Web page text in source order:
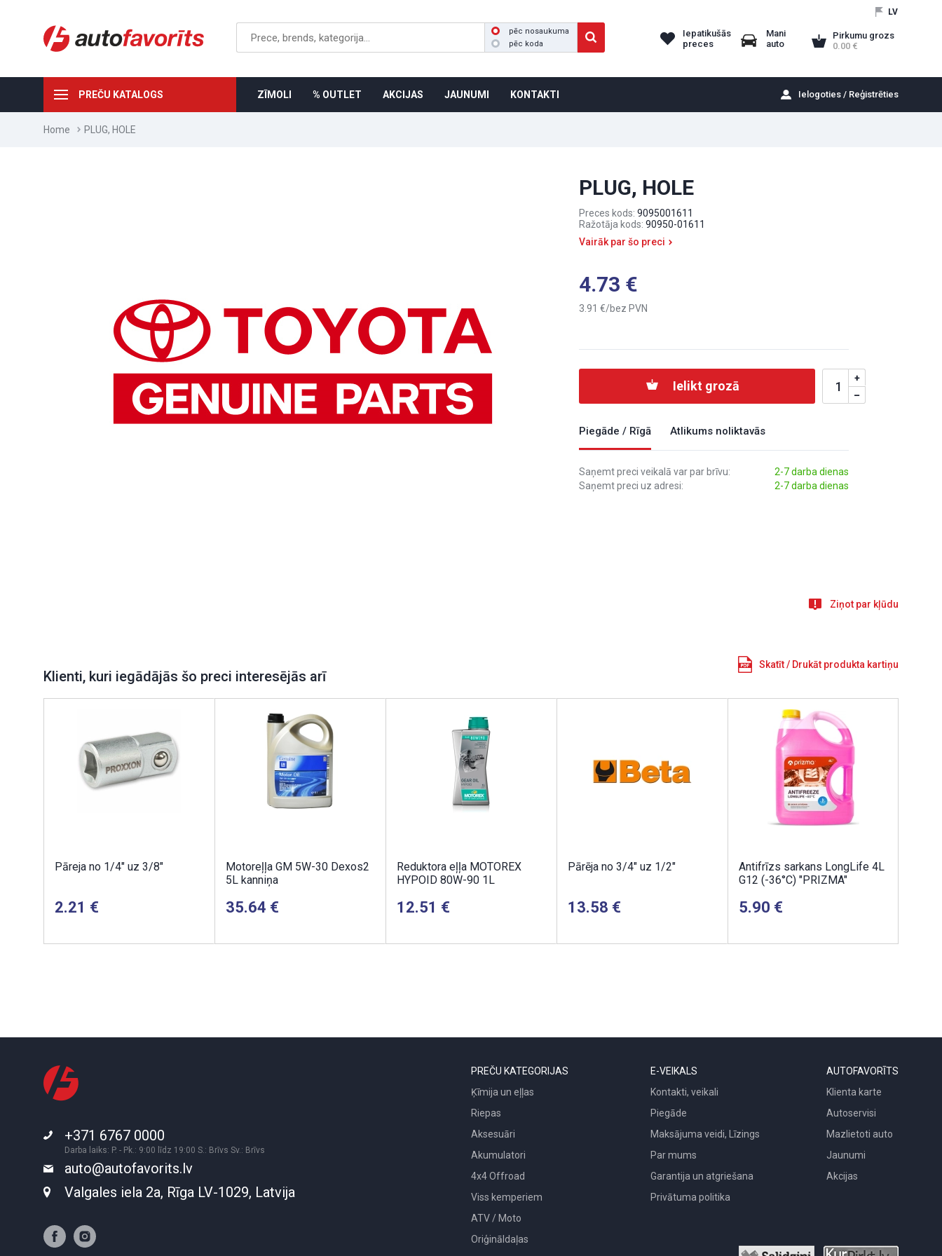
LV
Iepatikušās
preces
Mani
auto
Pirkumu grozs
0.00
pēc nosaukuma
pēc koda
Ielogoties / Reģistrēties
PREČU KATALOGS ZĪMOLI % OUTLET AKCIJAS JAUNUMI KONTAKTI
Home PLUG, HOLE
PLUG, HOLE
Preces kods: 9095001611
Ražotāja kods: 90950-01611
Vairāk par šo preci
4.73
3.91 bez PVN
Ielikt grozā
Piegāde / Rīgā Atlikums noliktavās
Saņemt preci veikalā var par brīvu:
2-7 darba dienas
Saņemt preci uz adresi:
2-7 darba dienas
Ziņot par kļūdu
Skatīt / Drukāt produkta kartiņu
Klienti, kuri iegādājās šo preci interesējās arī
Pāreja no 1/4" uz 3/8"
2.21
Motoreļļa GM 5W-30 Dexos2
5L kanniņa
35.64
Reduktora eļļa MOTOREX
HYPOID 80W-90 1L
12.51
Pārēja no 3/4" uz 1/2"
13.58
Antifrīzs sarkans LongLife 4L
G12 (-36°C) "PRIZMA"
5.90
+371 6767 0000
Darba laiks: P. - Pk.: 9:00 līdz 19:00 S.: Brīvs Sv.: Brīvs
auto@autofavorits.lv
Valgales iela 2a, Rīga LV-1029, Latvija
PREČU KATEGORIJAS
Ķīmija un eļļas
Riepas
Aksesuāri
Akumulatori
4x4 Offroad
Viss kemperiem
ATV / Moto
Oriģināldaļas
E-VEIKALS
Kontakti, veikali
Piegāde
Maksājuma veidi, Līzings
Par mums
Garantija un atgriešana
Privātuma politika
AUTOFAVORĪTS
Klienta karte
Autoservisi
Mazlietoti auto
Jaunumi
Akcijas